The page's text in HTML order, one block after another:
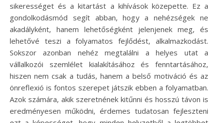
sikerességet és a kitartást a kihívások közepette. Ez a
gondolkodásmód segít abban, hogy a nehézségek ne
akadályként, hanem lehetőségként jelenjenek meg, és
lehetővé teszi a folyamatos fejlődést, alkalmazkodást.
Sokszor azonban nehéz megtalálni a helyes utat a
vállalkozói szemlélet kialakításához és fenntartásához,
hiszen nem csak a tudás, hanem a belső motiváció és az
önreflexió is fontos szerepet játszik ebben a folyamatban.
Azok számára, akik szeretnének kitűnni és hosszú távon is
eredményesen működni, érdemes tudatosan fejleszteni